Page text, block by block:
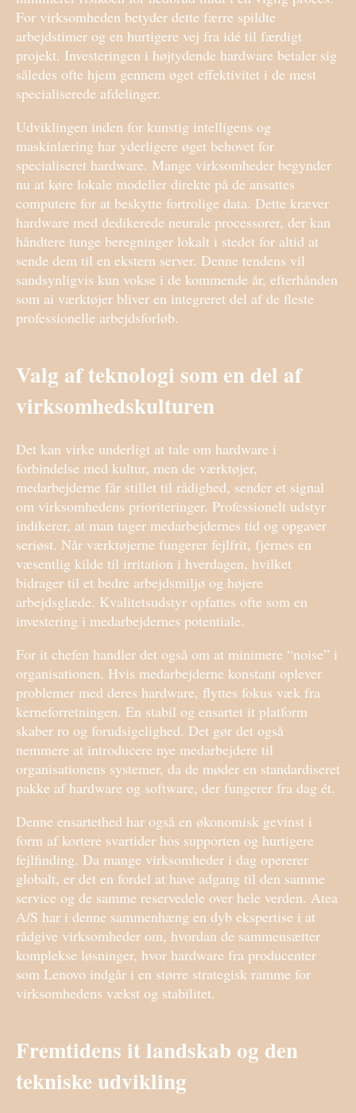
For virksomheden betyder dette færre spildte
arbejdstimer og en hurtigere vej fra idé til færdigt
projekt. Investeringen i højtydende hardware betaler sig
således ofte hjem gennem øget effektivitet i de mest
specialiserede afdelinger.
Udviklingen inden for kunstig intelligens og
maskinlæring har yderligere øget behovet for
specialiseret hardware. Mange virksomheder begynder
nu at køre lokale modeller direkte på de ansattes
computere for at beskytte fortrolige data. Dette kræver
hardware med dedikerede neurale processorer, der kan
håndtere tunge beregninger lokalt i stedet for altid at
sende dem til en ekstern server. Denne tendens vil
sandsynligvis kun vokse i de kommende år, efterhånden
som ai værktøjer bliver en integreret del af de fleste
professionelle arbejdsforløb.
Valg af teknologi som en del af
virksomhedskulturen
Det kan virke underligt at tale om hardware i
forbindelse med kultur, men de værktøjer,
medarbejderne får stillet til rådighed, sender et signal
om virksomhedens prioriteringer. Professionelt udstyr
indikerer, at man tager medarbejdernes tid og opgaver
seriøst. Når værktøjerne fungerer fejlfrit, fjernes en
væsentlig kilde til irritation i hverdagen, hvilket
bidrager til et bedre arbejdsmiljø og højere
arbejdsglæde. Kvalitetsudstyr opfattes ofte som en
investering i medarbejdernes potentiale.
For it chefen handler det også om at minimere “noise” i
organisationen. Hvis medarbejderne konstant oplever
problemer med deres hardware, flyttes fokus væk fra
kerneforretningen. En stabil og ensartet it platform
skaber ro og forudsigelighed. Det gør det også
nemmere at introducere nye medarbejdere til
organisationens systemer, da de møder en standardiseret
pakke af hardware og software, der fungerer fra dag ét.
Denne ensartethed har også en økonomisk gevinst i
form af kortere svartider hos supporten og hurtigere
fejlfinding. Da mange virksomheder i dag opererer
globalt, er det en fordel at have adgang til den samme
service og de samme reservedele over hele verden. Atea
A/S har i denne sammenhæng en dyb ekspertise i at
rådgive virksomheder om, hvordan de sammensætter
komplekse løsninger, hvor hardware fra producenter
som Lenovo indgår i en større strategisk ramme for
virksomhedens vækst og stabilitet.
Fremtidens it landskab og den
tekniske udvikling